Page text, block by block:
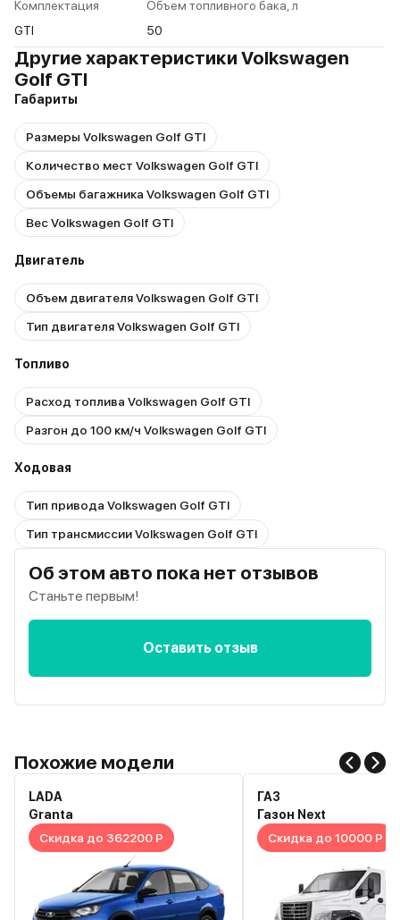
Комплектация
Объем топливного бака, л
GTI
50
Другие характеристики Volkswagen
Golf GTI
Габариты
Размеры Volkswagen Golf GTI
Количество мест Volkswagen Golf GTI
Объемы багажника Volkswagen Golf GTI
Вес Volkswagen Golf GTI
Двигатель
Объем двигателя Volkswagen Golf GTI
Тип двигателя Volkswagen Golf GTI
Топливо
Расход топлива Volkswagen Golf GTI
Разгон до 100 км/ч Volkswagen Golf GTI
Ходовая
Тип привода Volkswagen Golf GTI
Тип трансмиссии Volkswagen Golf GTI
Об этом авто пока нет отзывов
Станьте первым!
Оставить отзыв
Похожие модели
LADA
Granta
Скидка до 362200 Р
ГАЗ
Газон Next
Скидка до 10000 Р